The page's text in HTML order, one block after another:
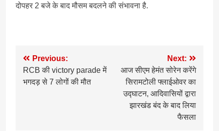
दोपहर 2 बजे के बाद मौसम बदलने की संभावना है.
Post
navigation
Previous:
RCB की victory parade में
भगदड़ से 7 लोगों की मौत
Next:
आज सीएम हेमंत सोरेन करेंगे
सिरामटोली फ्लाईओवर का
उद्घाटन, आदिवासियों द्वारा
झारखंड बंद के बाद लिया
फैसला